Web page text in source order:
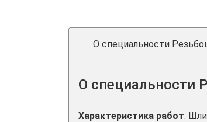
О специальности
О специальности
Характеристика работ.